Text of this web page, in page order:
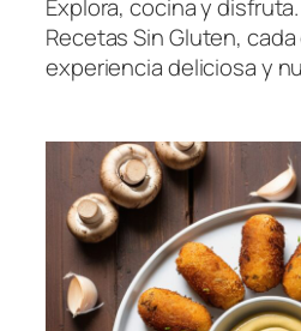
Explora, cocina y
Recetas Sin Gluten,
experiencia deliciosa y